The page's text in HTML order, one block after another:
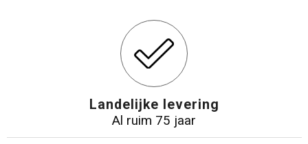
Landelijke levering
Al ruim 75 jaar